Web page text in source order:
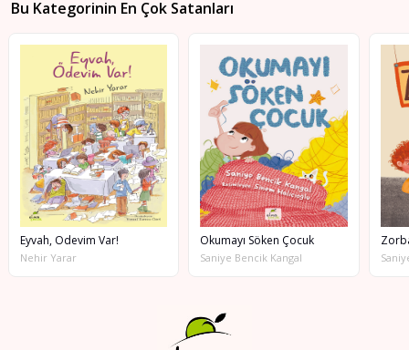
Bu Kategorinin En Çok Satanları
Eyvah, Ödevim Var!
Nehir Yarar
Okumayı Söken Çocuk
Saniye Bencik Kangal